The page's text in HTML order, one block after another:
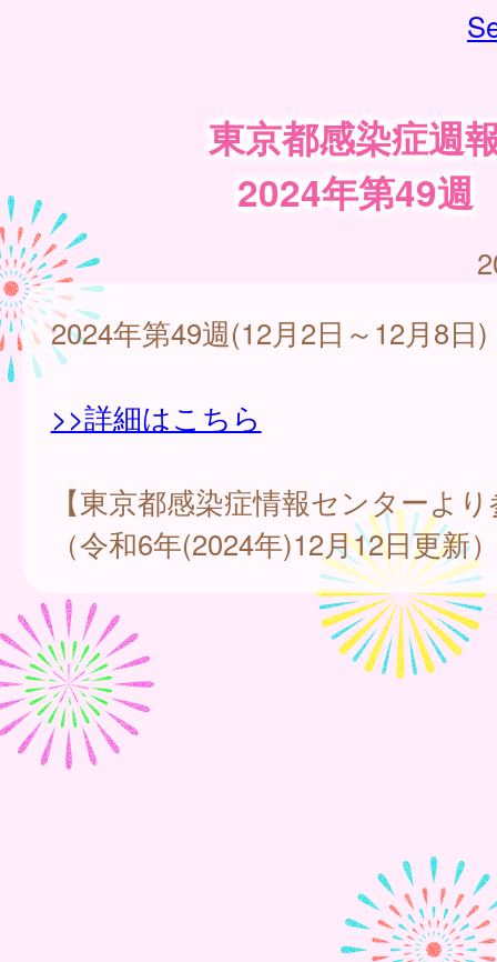
東京都感染症週
2024年第49週
2024年第49週(12月2日～12月8日)
>>詳細はこちら
【東京都感染症情報センターよ
（令和6年(2024年)12月12日更新